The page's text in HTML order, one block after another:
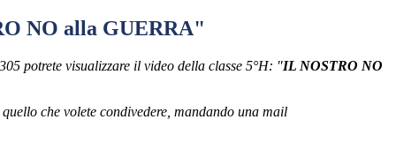
NO alla GUERRA"
potrete visualizzare il video della classe 5°H: "IL NOSTRO NO
che volete condivedere, mandando una mail